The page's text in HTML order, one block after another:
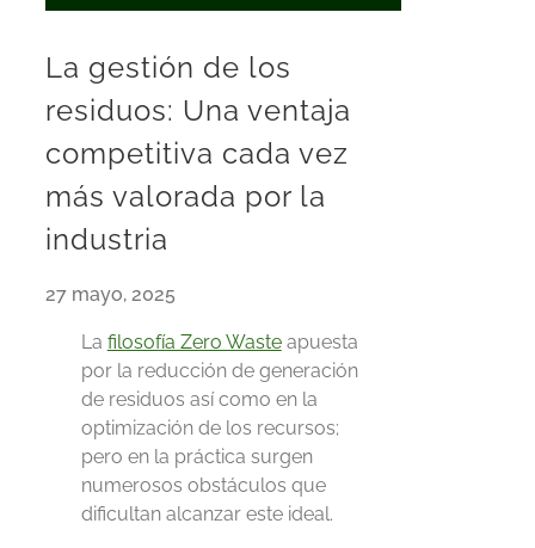
La gestión de los
residuos: Una ventaja
competitiva cada vez
más valorada por la
industria
27 mayo, 2025
La filosofía Zero Wasteapuesta
por la reducción de generación
de residuos así como en la
optimización de los recursos;
pero en la práctica surgen
numerosos obstáculos que
dificultan alcanzar este ideal.